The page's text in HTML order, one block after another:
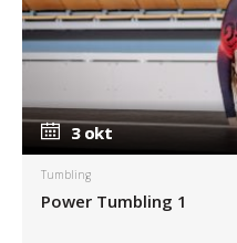
3 okt
3 okt
Tumbling
Power Tumbling 1